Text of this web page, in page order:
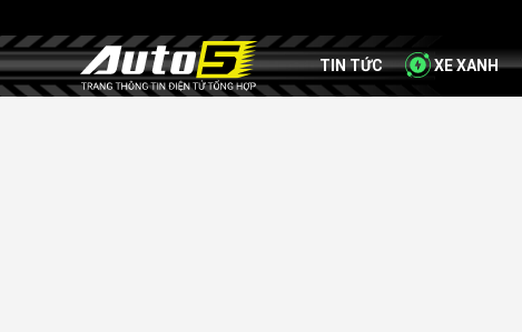
TIN TỨC XE XANH